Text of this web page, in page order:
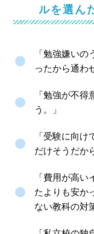
ルを選ん
「勉強嫌い
ったから通わ
「勉強が不
う。」
「受験に向
だけそうだか
「費用が高
たよりも安か
ない教科の対